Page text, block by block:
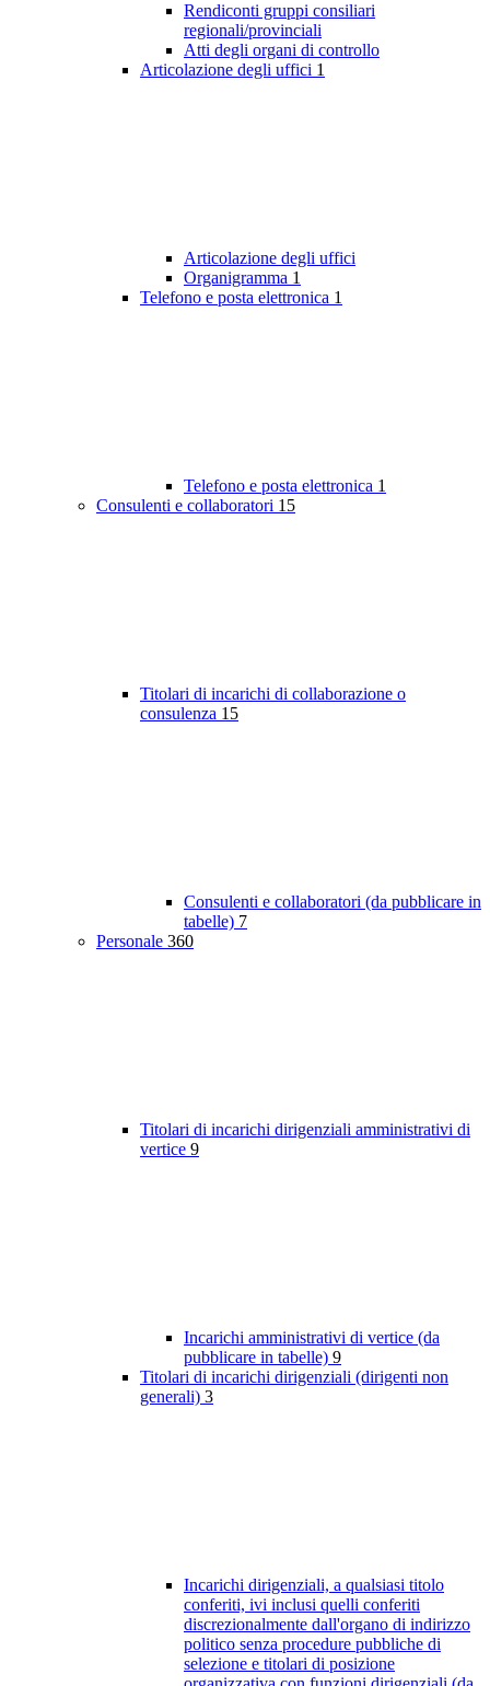
Rendiconti gruppi consiliari
regionali/provinciali
Atti degli organi di controllo
Articolazione degli uffici 1
Articolazione degli uffici
Organigramma 1
Telefono e posta elettronica 1
Telefono e posta elettronica 1
Consulenti e collaboratori 15
Titolari di incarichi di collaborazione o
consulenza 15
Consulenti e collaboratori (da pubblicare in
tabelle) 7
Personale 360
Titolari di incarichi dirigenziali amministrativi di
vertice 9
Incarichi amministrativi di vertice (da
pubblicare in tabelle) 9
Titolari di incarichi dirigenziali (dirigenti non
generali) 3
Incarichi dirigenziali, a qualsiasi titolo
conferiti, ivi inclusi quelli conferiti
discrezionalmente dall'organo di indirizzo
politico senza procedure pubbliche di
selezione e titolari di posizione